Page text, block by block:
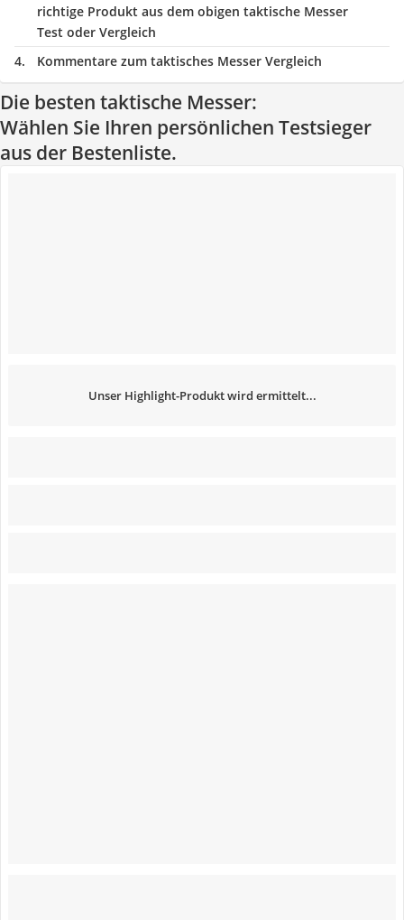
richtige Produkt aus dem obigen taktische Messer
Test oder Vergleich
Kommentare zum taktisches Messer Vergleich
Die besten taktische Messer:
Wählen Sie Ihren persönlichen Testsieger
aus der Bestenliste.
Unser Highlight-Produkt wird ermittelt...